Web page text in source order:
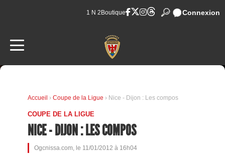
1 N 2 Boutique Connexion
Accueil › Coupe de la Ligue › Nice - Dijon : Les compos
COUPE DE LA LIGUE
NICE - DIJON : LES COMPOS
Ogcnissa.com, le 11/01/2012 à 16h04